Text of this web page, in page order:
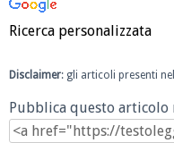
Ricerca personalizzata
Disclaimer: gli articoli presenti
Pubblica questo articolo